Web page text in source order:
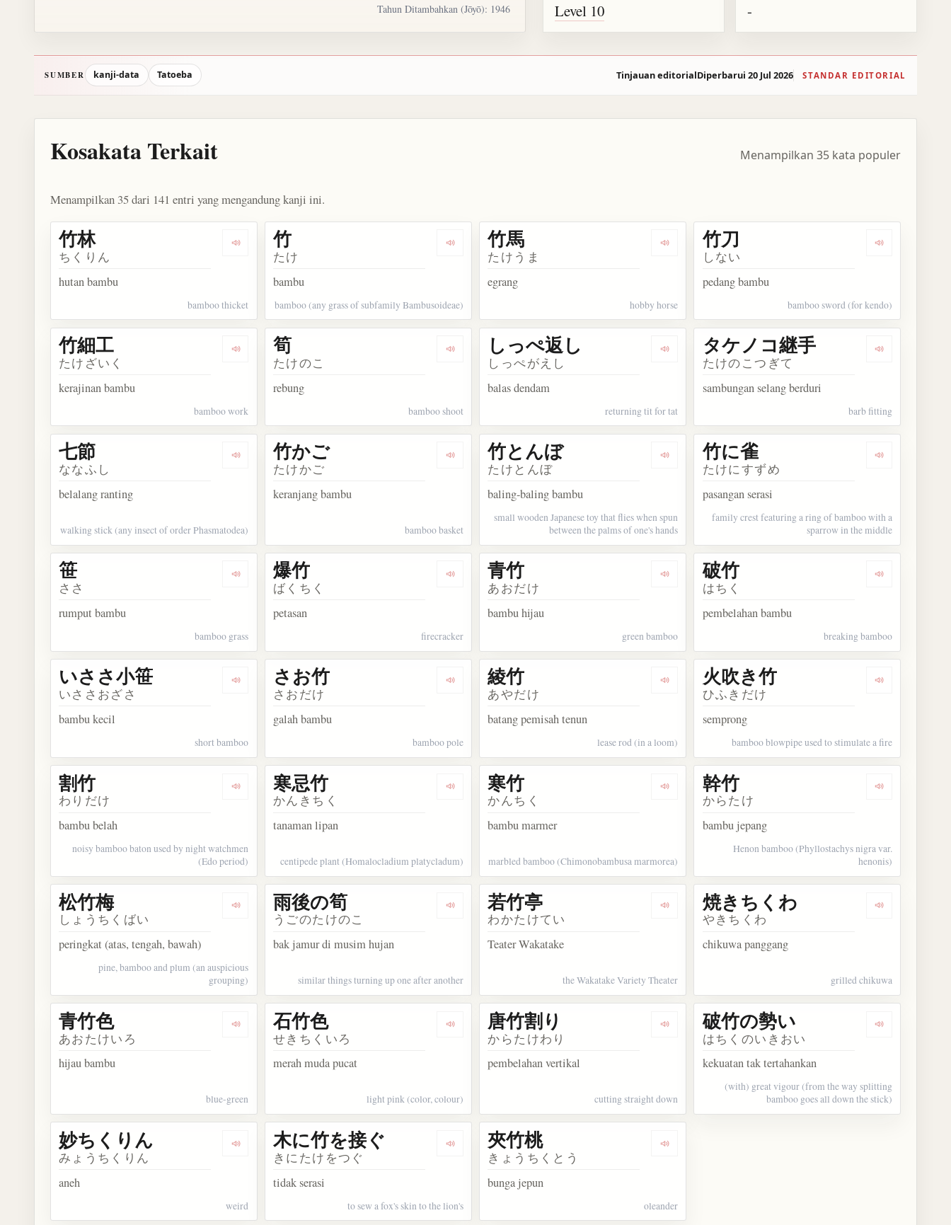
Tahun Ditambahkan (Jōyō): 1946 Level 10 -
SUMBER kanji-data Tatoeba Tinjauan editorialDiperbarui 20 Jul 2026 STANDAR EDITORIAL
Kosakata Terkait Menampilkan 35 kata populer
Menampilkan 35 dari 141 entri yang mengandung kanji ini.
Dengarkan kosakata 竹林
竹林
ちくりん
hutan bambu
bamboo thicket
Dengarkan kosakata 竹
竹
たけ
bambu
bamboo (any grass of subfamily Bambusoideae)
Dengarkan kosakata 竹馬
竹馬
たけうま
egrang
hobby horse
Dengarkan
竹刀
しない
pedang bambu
bamboo sword (for kendo)
Dengarkan kosakata 竹細工
竹細工
たけざいく
kerajinan bambu
bamboo work
Dengarkan kosakata 筍
筍
たけのこ
rebung
bamboo shoot
Dengarkan kosakata しっぺ返し
しっぺ返し
しっぺがえし
balas dendam
returning tit for tat
Dengarkan
タケノコ継手
たけのこつぎて
sambungan selang berduri
barb fitting
Dengarkan kosakata 七節
七節
ななふし
belalang ranting
walking stick (any insect of order Phasmatodea)
Dengarkan kosakata 竹かご
竹かご
たけかご
keranjang bambu
bamboo basket
Dengarkan kosakata 竹とんぼ
竹とんぼ
たけとんぼ
baling-baling bambu
small wooden Japanese toy that flies when spun
between the palms of one's hands
Dengarkan
竹に雀
たけにすずめ
pasangan serasi
family crest featuring a ring of bamboo with a
sparrow in the middle
Dengarkan kosakata 笹
笹
ささ
rumput bambu
bamboo grass
Dengarkan kosakata 爆竹
爆竹
ばくちく
petasan
firecracker
Dengarkan kosakata 青竹
青竹
あおだけ
bambu hijau
green bamboo
Dengarkan
破竹
はちく
pembelahan bambu
breaking bamboo
Dengarkan kosakata いささ小笹
いささ小笹
いささおざさ
bambu kecil
short bamboo
Dengarkan kosakata さお竹
さお竹
さおだけ
galah bambu
bamboo pole
Dengarkan kosakata 綾竹
綾竹
あやだけ
batang pemisah tenun
lease rod (in a loom)
Dengarkan
火吹き竹
ひふきだけ
semprong
bamboo blowpipe used to stimulate a fire
Dengarkan kosakata 割竹
割竹
わりだけ
bambu belah
noisy bamboo baton used by night watchmen
(Edo period)
Dengarkan kosakata 寒忌竹
寒忌竹
かんきちく
tanaman lipan
centipede plant (Homalocladium platycladum)
Dengarkan kosakata 寒竹
寒竹
かんちく
bambu marmer
marbled bamboo (Chimonobambusa marmorea)
Dengarkan
幹竹
からたけ
bambu jepang
Henon bamboo (Phyllostachys nigra var.
henonis)
Dengarkan kosakata 松竹梅
松竹梅
しょうちくばい
peringkat (atas, tengah, bawah)
pine, bamboo and plum (an auspicious
grouping)
Dengarkan kosakata 雨後の筍
雨後の筍
うごのたけのこ
bak jamur di musim hujan
similar things turning up one after another
Dengarkan kosakata 若竹亭
若竹亭
わかたけてい
Teater Wakatake
the Wakatake Variety Theater
Dengarkan
焼きちくわ
やきちくわ
chikuwa panggang
grilled chikuwa
Dengarkan kosakata 青竹色
青竹色
あおたけいろ
hijau bambu
blue-green
Dengarkan kosakata 石竹色
石竹色
せきちくいろ
merah muda pucat
light pink (color, colour)
Dengarkan kosakata 唐竹割り
唐竹割り
からたけわり
pembelahan vertikal
cutting straight down
Dengarkan
破竹の勢い
はちくのいきおい
kekuatan tak tertahankan
(with) great vigour (from the way splitting
bamboo goes all down the stick)
Dengarkan kosakata 妙ちくりん
妙ちくりん
みょうちくりん
aneh
weird
Dengarkan kosakata 木に竹を接ぐ
木に竹を接ぐ
きにたけをつぐ
tidak serasi
to sew a fox's skin to the lion's
Dengarkan kosakata 夾竹桃
夾竹桃
きょうちくとう
bunga jepun
oleander